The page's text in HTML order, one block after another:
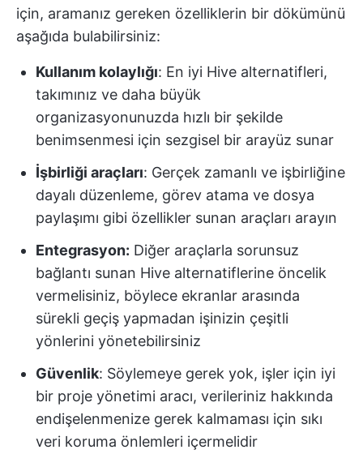
için, aramanız gereken özelliklerin bir dökümünü
aşağıda bulabilirsiniz:
Kullanım kolaylığı: En iyi Hive alternatifleri,
takımınız ve daha büyük
organizasyonunuzda hızlı bir şekilde
benimsenmesi için sezgisel bir arayüz sunar
İşbirliği araçları: Gerçek zamanlı ve işbirliğine
dayalı düzenleme, görev atama ve dosya
paylaşımı gibi özellikler sunan araçları arayın
Entegrasyon: Diğer araçlarla sorunsuz
bağlantı sunan Hive alternatiflerine öncelik
vermelisiniz, böylece ekranlar arasında
sürekli geçiş yapmadan işinizin çeşitli
yönlerini yönetebilirsiniz
Güvenlik: Söylemeye gerek yok, işler için iyi
bir proje yönetimi aracı, verileriniz hakkında
endişelenmenize gerek kalmaması için sıkı
veri koruma önlemleri içermelidir